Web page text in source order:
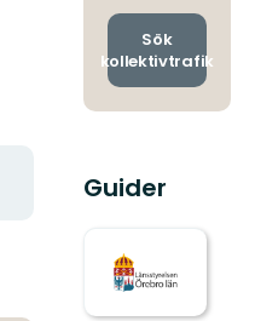
och
Sök
kollektivtrafik
Guider